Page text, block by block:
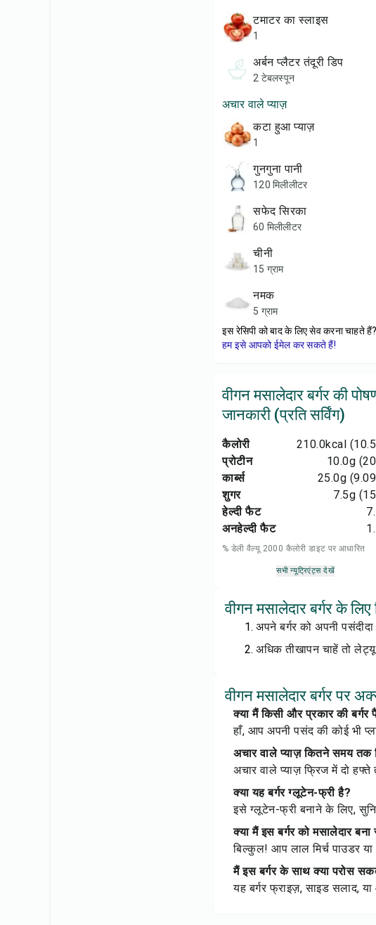
टमाटर का स्लाइस
1
अर्बन प्लैटर तंदूरी डिप
2 टेबलस्पून
अचार वाले प्याज़
कटा हुआ प्याज़
1
गुनगुना पानी
120 मिलीलीटर
सफेद सिरका
60 मिलीलीटर
चीनी
15 ग्राम
नमक
5 ग्राम
इस रेसिपी को बाद के लिए सेव करना चाहते हैं?
हम इसे आपको ईमेल कर सकते हैं!
वीगन मसालेदार बर्गर की
जानकारी (प्रति सर्विंग)
कैलोरी 210.0kcal
प्रोटीन
10.0g
कार्ब्स
25.0g
शुगर
7.5g
हेल्दी फैट
अनहेल्दी फैट
% डेली वैल्यू 2000 कैलोरी डाइट पर आधारित
सभी न्यूट्रिएंट्स देखें
वीगन मसालेदार बर्गर के
अपने बर्गर को अपनी
अधिक तीखापन चाहें तो
वीगन मसालेदार बर्गर पर
क्या मैं किसी और प्रकार की
हाँ, आप अपनी पसंद की कोई भी
अचार वाले प्याज़ कितने समय तक
अचार वाले प्याज़ फ्रिज में दो
क्या यह बर्गर ग्लूटेन-फ्री है?
इसे ग्लूटेन-फ्री बनाने के लिए,
क्या मैं इस बर्गर को मसालेदार
बिल्कुल! आप लाल मिर्च पाउडर
मैं इस बर्गर के साथ क्या परोस
यह बर्गर फ्राइज़, साइड सलाद,